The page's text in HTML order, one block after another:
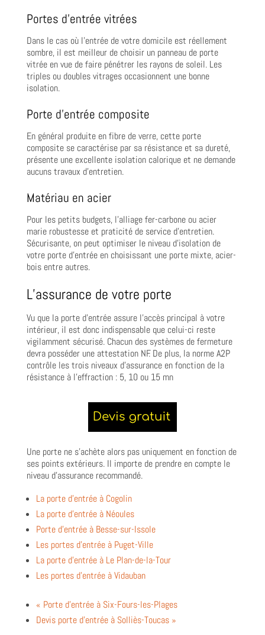
Portes d’entrée vitrées
Dans le cas où l’entrée de votre domicile est réellement
sombre, il est meilleur de choisir un panneau de porte
vitrée en vue de faire pénétrer les rayons de soleil. Les
triples ou doubles vitrages occasionnent une bonne
isolation.
Porte d’entrée composite
En général produite en fibre de verre, cette porte
composite se caractérise par sa résistance et sa dureté,
présente une excellente isolation calorique et ne demande
aucuns travaux d’entretien.
Matériau en acier
Pour les petits budgets, l’alliage fer-carbone ou acier
marie robustesse et praticité de service d’entretien.
Sécurisante, on peut optimiser le niveau d’isolation de
votre porte d’entrée en choisissant une porte mixte, acier-
bois entre autres.
L’assurance de votre porte
Vu que la porte d’entrée assure l’accès principal à votre
intérieur, il est donc indispensable que celui-ci reste
vigilamment sécurisé. Chacun des systèmes de fermeture
devra posséder une attestation NF. De plus, la norme A2P
contrôle les trois niveaux d’assurance en fonction de la
résistance à l’effraction : 5, 10 ou 15 mn
Une porte ne s’achète alors pas uniquement en fonction de
ses points extérieurs. Il importe de prendre en compte le
niveau d’assurance recommandé.
La porte d’entrée à Cogolin
La porte d’entrée à Néoules
Porte d’entrée à Besse-sur-Issole
Les portes d’entrée à Puget-Ville
La porte d’entrée à Le Plan-de-la-Tour
Les portes d’entrée à Vidauban
« Porte d’entrée à Six-Fours-les-Plages
Devis porte d’entrée à Solliès-Toucas »